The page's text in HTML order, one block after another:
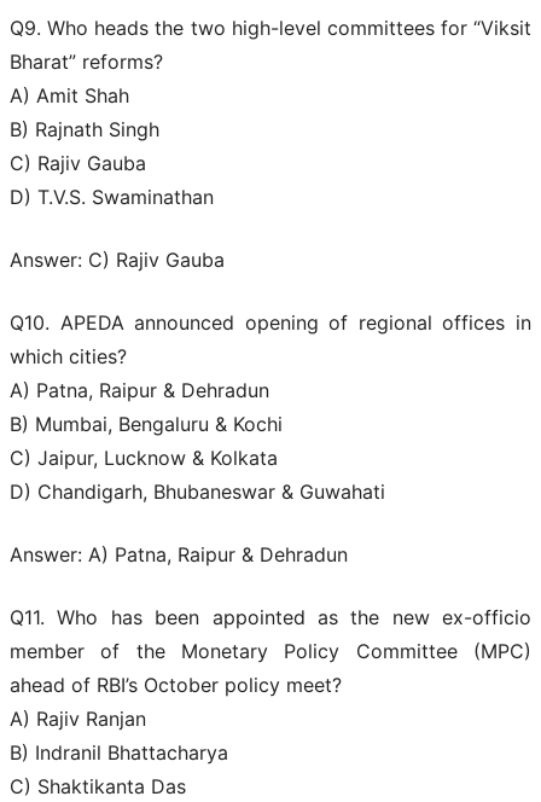
Q9. Who heads the two high-level committees for “Viksit
Bharat” reforms?
A) Amit Shah
B) Rajnath Singh
C) Rajiv Gauba
D) T.V.S. Swaminathan
Answer: C) Rajiv Gauba
Q10. APEDA announced opening of regional offices in
which cities?
A) Patna, Raipur & Dehradun
B) Mumbai, Bengaluru & Kochi
C) Jaipur, Lucknow & Kolkata
D) Chandigarh, Bhubaneswar & Guwahati
Answer: A) Patna, Raipur & Dehradun
Q11. Who has been appointed as the new ex-officio
member of the Monetary Policy Committee (MPC)
ahead of RBI’s October policy meet?
A) Rajiv Ranjan
B) Indranil Bhattacharya
C) Shaktikanta Das